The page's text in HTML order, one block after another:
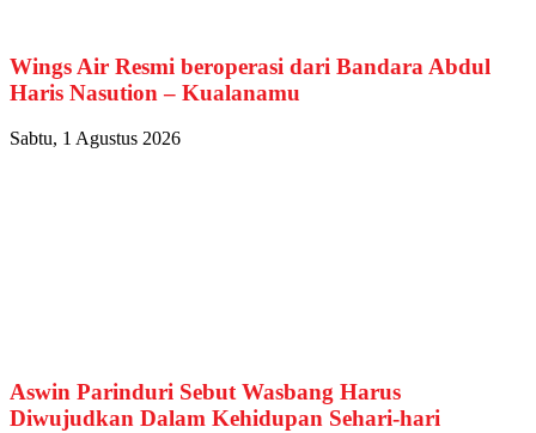
Wings Air Resmi beroperasi dari Bandara Abdul
Haris Nasution – Kualanamu
Sabtu, 1 Agustus 2026
Aswin Parinduri Sebut Wasbang Harus
Diwujudkan Dalam Kehidupan Sehari-hari